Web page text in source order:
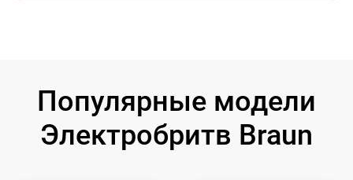
Популярные модели
Электробритв Braun